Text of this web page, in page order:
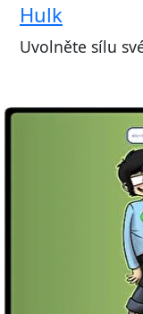
Hulk
Uvolněte sílu